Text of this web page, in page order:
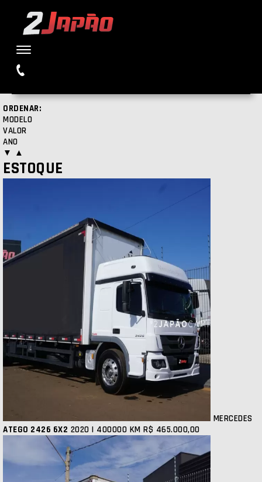
ORDENAR:
MODELO
VALOR
ANO
▼ ▲
ESTOQUE
MERCEDES
ATEGO 2426 6X2 2020 | 400000 KM R$ 465.000,00